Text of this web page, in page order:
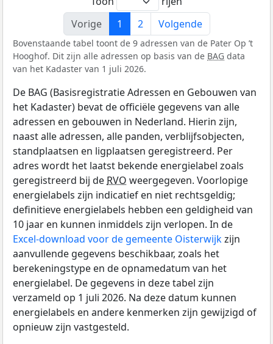
Vorige
1 2 Volgende
Bovenstaande tabel toont de 9 adressen van de Pater Op ’t
Hooghof. Dit zijn alle adressen op basis van de BAG data
van het Kadaster van 1 juli 2026.
De BAG (Basisregistratie Adressen en Gebouwen van
het Kadaster) bevat de officiële gegevens van alle
adressen en gebouwen in Nederland. Hierin zijn,
naast alle adressen, alle panden, verblijfsobjecten,
standplaatsen en ligplaatsen geregistreerd. Per
adres wordt het laatst bekende energielabel zoals
geregistreerd bij de RVO weergegeven. Voorlopige
energielabels zijn indicatief en niet rechtsgeldig;
definitieve energielabels hebben een geldigheid van
10 jaar en kunnen inmiddels zijn verlopen. In de
Excel-download voor de gemeente Oisterwijkzijn
aanvullende gegevens beschikbaar, zoals het
berekeningstype en de opnamedatum van het
energielabel. De gegevens in deze tabel zijn
verzameld op 1 juli 2026. Na deze datum kunnen
energielabels en andere kenmerken zijn gewijzigd of
opnieuw zijn vastgesteld.